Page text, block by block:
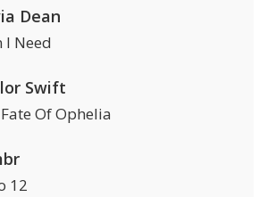
Dean
I Need
Swift
Of Ophelia
12